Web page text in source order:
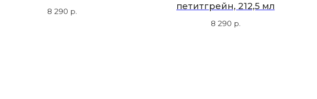
8 290 р.
петитгрейн, 212,5 мл
8 290 р.